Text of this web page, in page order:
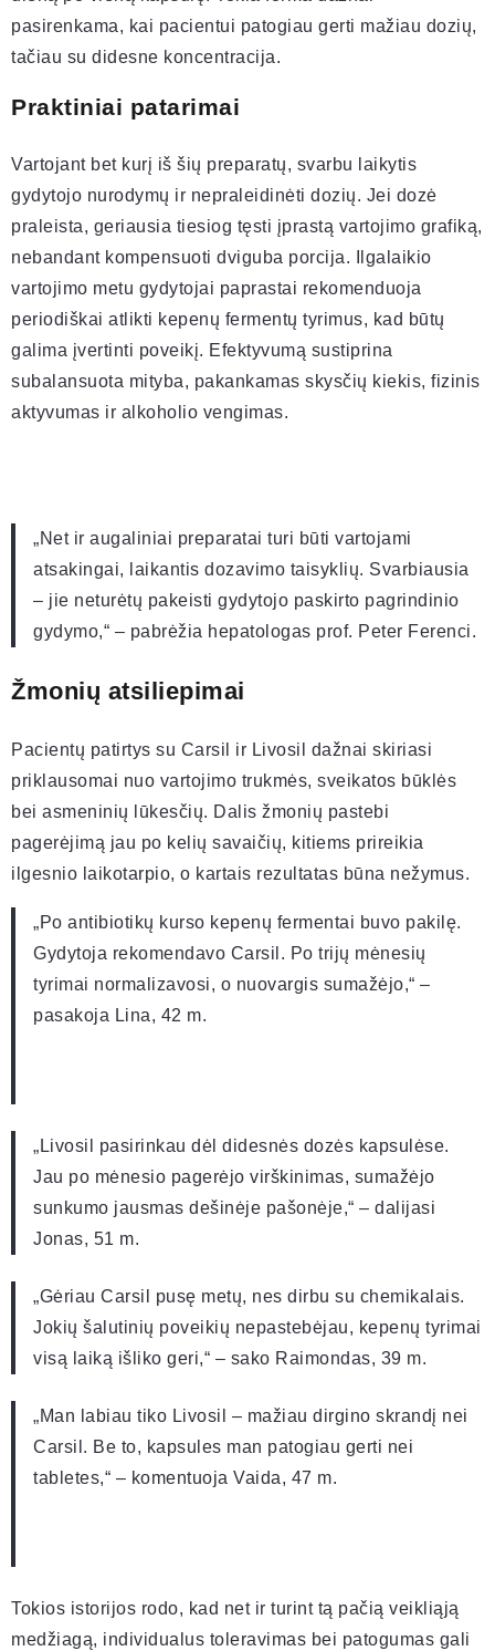
pasirenkama, kai pacientui patogiau gerti mažiau dozių,
tačiau su didesne koncentracija.
Praktiniai patarimai
Vartojant bet kurį iš šių preparatų, svarbu laikytis
gydytojo nurodymų ir nepraleidinėti dozių. Jei dozė
praleista, geriausia tiesiog tęsti įprastą vartojimo grafiką,
nebandant kompensuoti dviguba porcija. Ilgalaikio
vartojimo metu gydytojai paprastai rekomenduoja
periodiškai atlikti kepenų fermentų tyrimus, kad būtų
galima įvertinti poveikį. Efektyvumą sustiprina
subalansuota mityba, pakankamas skysčių kiekis, fizinis
aktyvumas ir alkoholio vengimas.
„Net ir augaliniai preparatai turi būti vartojami
atsakingai, laikantis dozavimo taisyklių. Svarbiausia
– jie neturėtų pakeisti gydytojo paskirto pagrindinio
gydymo,“ – pabrėžia hepatologas prof. Peter Ferenci.
Žmonių atsiliepimai
Pacientų patirtys su Carsil ir Livosil dažnai skiriasi
priklausomai nuo vartojimo trukmės, sveikatos būklės
bei asmeninių lūkesčių. Dalis žmonių pastebi
pagerėjimą jau po kelių savaičių, kitiems prireikia
ilgesnio laikotarpio, o kartais rezultatas būna nežymus.
„Po antibiotikų kurso kepenų fermentai buvo pakilę.
Gydytoja rekomendavo Carsil. Po trijų mėnesių
tyrimai normalizavosi, o nuovargis sumažėjo,“ –
pasakoja Lina, 42 m.
„Livosil pasirinkau dėl didesnės dozės kapsulėse.
Jau po mėnesio pagerėjo virškinimas, sumažėjo
sunkumo jausmas dešinėje pašonėje,“ – dalijasi
Jonas, 51 m.
„Gėriau Carsil pusę metų, nes dirbu su chemikalais.
Jokių šalutinių poveikių nepastebėjau, kepenų tyrimai
visą laiką išliko geri,“ – sako Raimondas, 39 m.
„Man labiau tiko Livosil – mažiau dirgino skrandį nei
Carsil. Be to, kapsules man patogiau gerti nei
tabletes,“ – komentuoja Vaida, 47 m.
Tokios istorijos rodo, kad net ir turint tą pačią veikliąją
medžiagą, individualus toleravimas bei patogumas gali